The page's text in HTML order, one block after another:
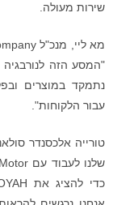
שירות מעולה.
עבור הלקוחות".